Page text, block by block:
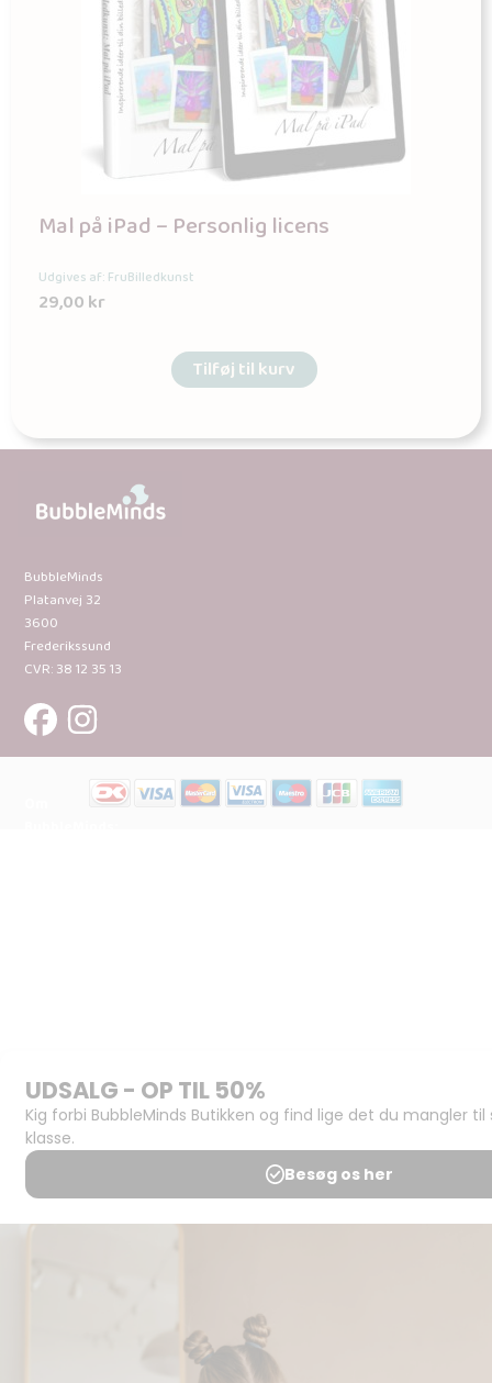
Mal på iPad – Personlig licens
Udgives af: FruBilledkunst
29,00kr
Tilføj til kurv
BubbleMinds
Platanvej 32
3600
Frederikssund
CVR: 38 12 35 13
Support og
juridisk:
Spørgsmål og
svar
Medlemsbetingelser
Handels- og